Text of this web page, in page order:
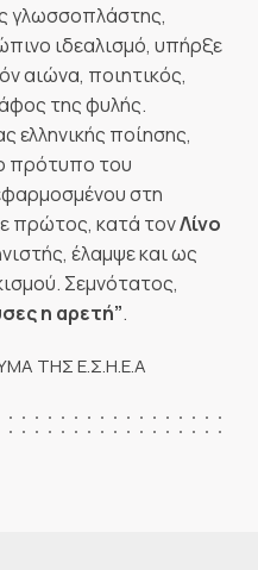
γλωσσοπλάστης,
ιδεαλισμό, υπήρξε
αιώνα, ποιητικός,
της φυλής.
ελληνικής ποίησης,
πρότυπο του
στη
πρώτος, κατά τονΛίνο
έλαμψε και ως
Σεμνότατος,
η αρετή”.
ΤΗΣ Ε.Σ.Η.Ε.Α